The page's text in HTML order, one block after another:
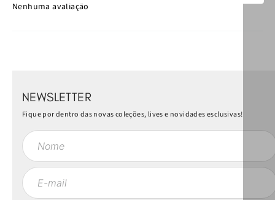
Nenhuma avaliação
NEWSLETTER
Fique por dentro das novas coleções, lives e novidades esclusivas!